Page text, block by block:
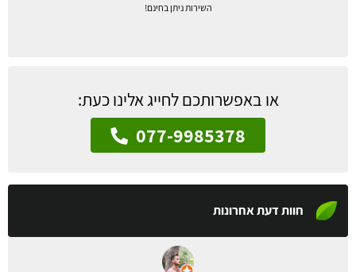
השירות ניתן בחינם!
או באפשרותכם לחייג אלינו כעת:
077-9985378
חוות דעת אחרונות